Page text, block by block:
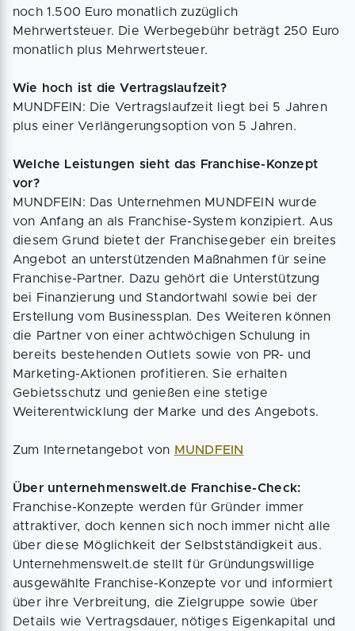
noch 1.500 Euro monatlich zuzüglich
Mehrwertsteuer. Die Werbegebühr beträgt 250 Euro
monatlich plus Mehrwertsteuer.
Wie hoch ist die Vertragslaufzeit?
MUNDFEIN: Die Vertragslaufzeit liegt bei 5 Jahren
plus einer Verlängerungsoption von 5 Jahren.
Welche Leistungen sieht das Franchise-Konzept
vor?
MUNDFEIN: Das Unternehmen MUNDFEIN wurde
von Anfang an als Franchise-System konzipiert. Aus
diesem Grund bietet der Franchisegeber ein breites
Angebot an unterstützenden Maßnahmen für seine
Franchise-Partner. Dazu gehört die Unterstützung
bei Finanzierung und Standortwahl sowie bei der
Erstellung vom Businessplan. Des Weiteren können
die Partner von einer achtwöchigen Schulung in
bereits bestehenden Outlets sowie von PR- und
Marketing-Aktionen profitieren. Sie erhalten
Gebietsschutz und genießen eine stetige
Weiterentwicklung der Marke und des Angebots.
Zum Internetangebot von MUNDFEIN
Über unternehmenswelt.de Franchise-Check:
Franchise-Konzepte werden für Gründer immer
attraktiver, doch kennen sich noch immer nicht alle
über diese Möglichkeit der Selbstständigkeit aus.
Unternehmenswelt.de stellt für Gründungswillige
ausgewählte Franchise-Konzepte vor und informiert
über ihre Verbreitung, die Zielgruppe sowie über
Details wie Vertragsdauer, nötiges Eigenkapital und